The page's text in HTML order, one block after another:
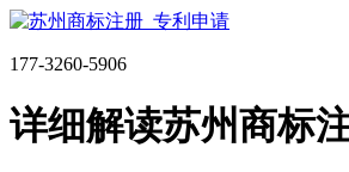
177-3260-5906
详细解读苏州商标